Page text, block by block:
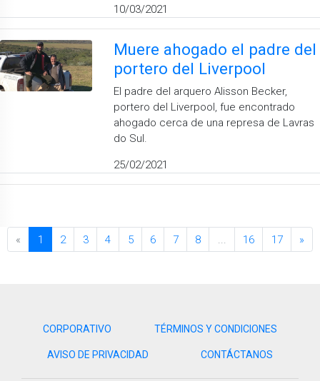
10/03/2021
Muere ahogado el padre del
portero del Liverpool
El padre del arquero Alisson Becker,
portero del Liverpool, fue encontrado
ahogado cerca de una represa de Lavras
do Sul.
25/02/2021
« 1 2 3 4 5 6 7 8 16 17 »
CORPORATIVO TÉRMINOS Y CONDICIONES
AVISO DE PRIVACIDAD CONTÁCTANOS